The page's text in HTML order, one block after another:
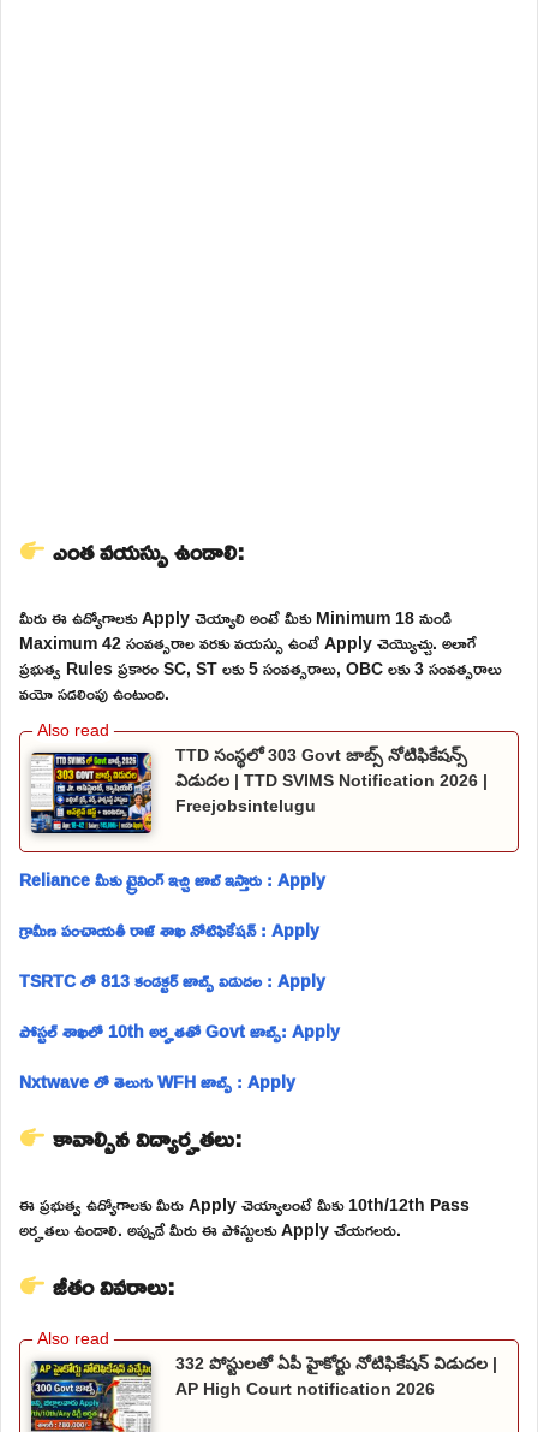
ఎంత వయస్సు ఉండాలి:
మీరు ఈ ఉద్యోగాలకు Apply చెయ్యాలి అంటే మీకు Minimum 18 నుండి
Maximum 42 సంవత్సరాల వరకు వయస్సు ఉంటే Apply చెయ్యొచ్చు. అలాగే
ప్రభుత్వ Rules ప్రకారం SC, ST లకు 5 సంవత్సరాలు, OBC లకు 3 సంవత్సరాలు
వయో సడలింపు ఉంటుంది.
TTD సంస్థలో 303 Govt జాబ్స్ నోటిఫికేషన్స్
విడుదల | TTD SVIMS Notification 2026 |
Freejobsintelugu
Reliance మీకు ట్రైనింగ్ ఇచ్చి జాబ్ ఇస్తారు : Apply
గ్రామీణ పంచాయతీ రాజ్ శాఖ నోటిఫికేషన్ : Apply
TSRTC లో 813 కండక్టర్ జాబ్స్ విడుదల : Apply
పోస్టల్ శాఖలో 10th అర్హతతో Govt జాబ్స్: Apply
Nxtwave లో తెలుగు WFH జాబ్స్ : Apply
కావాల్సిన విద్యార్హతలు:
ఈ ప్రభుత్వ ఉద్యోగాలకు మీరు Apply చెయ్యాలంటే మీకు 10th/12th Pass
అర్హతలు ఉండాలి. అప్పుడే మీరు ఈ పోస్టులకు Apply చేయగలరు.
జీతం వివరాలు:
332 పోస్టులతో ఏపీ హైకోర్టు నోటిఫికేషన్ విడుదల |
AP High Court notification 2026